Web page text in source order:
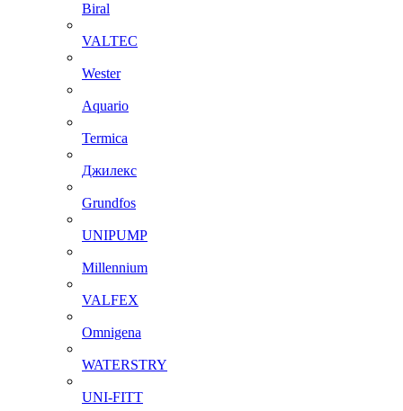
Biral
VALTEC
Wester
Aquario
Termica
Джилекс
Grundfos
UNIPUMP
Millennium
VALFEX
Omnigena
WATERSTRY
UNI-FITT